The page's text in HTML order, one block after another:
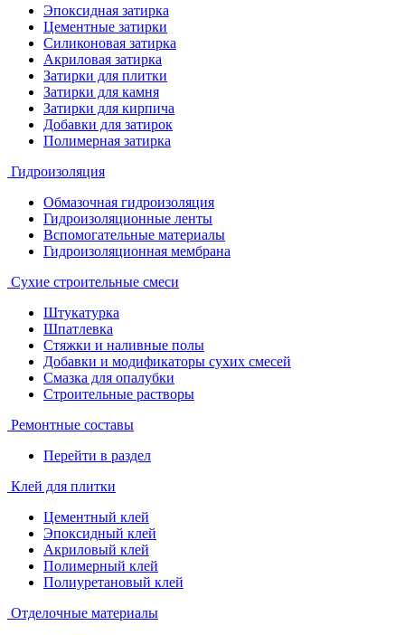
Эпоксидная затирка
Цементные затирки
Силиконовая затирка
Акриловая затирка
Затирки для плитки
Затирки для камня
Затирки для кирпича
Добавки для затирок
Полимерная затирка
Гидроизоляция
Обмазочная гидроизоляция
Гидроизоляционные ленты
Вспомогательные материалы
Гидроизоляционная мембрана
Сухие строительные смеси
Штукатурка
Шпатлевка
Стяжки и наливные полы
Добавки и модификаторы сухих смесей
Смазка для опалубки
Строительные растворы
Ремонтные составы
Перейти в раздел
Клей для плитки
Цементный клей
Эпоксидный клей
Акриловый клей
Полимерный клей
Полиуретановый клей
Отделочные материалы